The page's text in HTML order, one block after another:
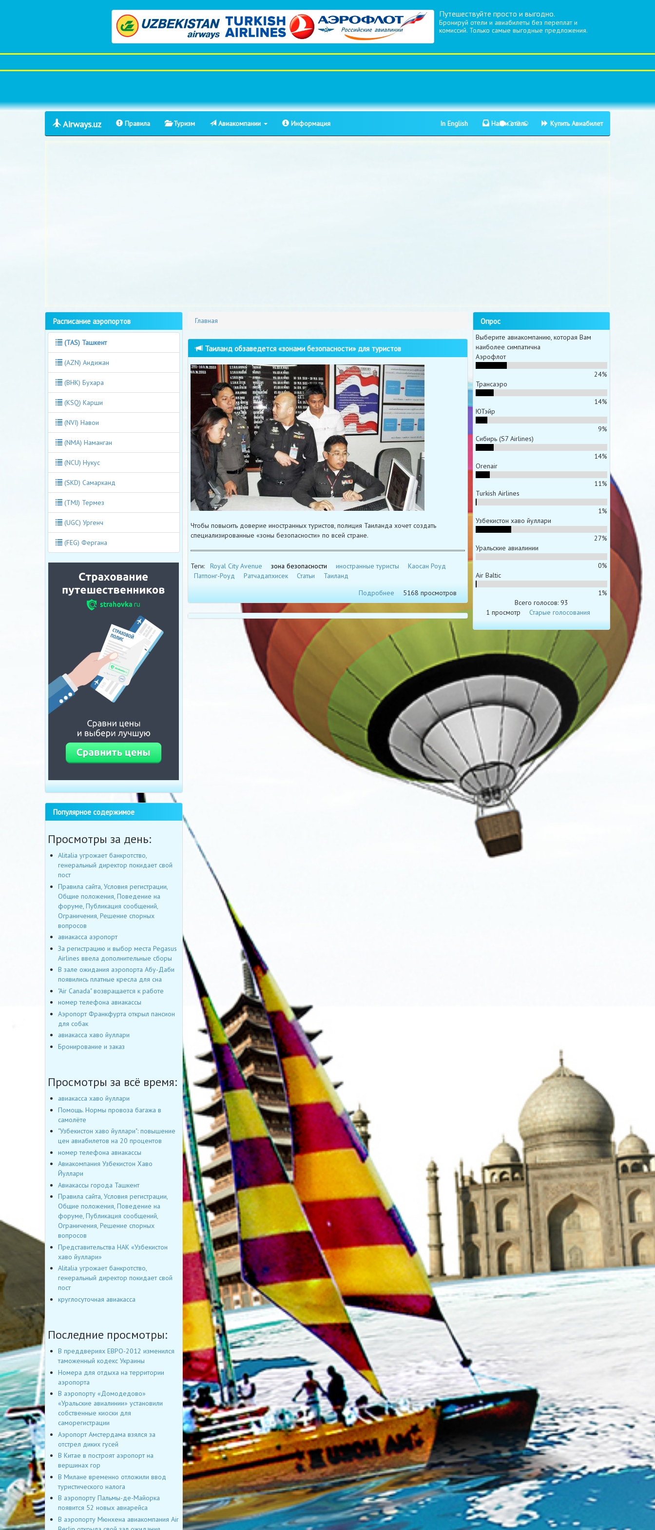
Путешествуйте просто и выгодно.
Бронируй отели и авиабилеты без переплат и
комиссий. Только самые выгодные предложения.
Airways.uz Правила Туризм Авиакомпании Информация In English Найти отель Купить Авиабилет
Главная
Таиланд обзаведется «зонами безопасности» для туристов
Чтобы повысить доверие иностранных туристов, полиция Таиланда хочет создать
специализированные «зоны безопасности» по всей стране.
Теги: Royal City Avenue зона безопасности иностранные туристы
Каосан Роуд
Патпонг-Роуд
Ратчадапхисек Статьи
Таиланд
Подробнее
5168 просмотров
Расписание аэропортов
(TAS) Ташкент
(AZN) Андижан
(BHK) Бухара
(KSQ) Карши
(NVI) Навои
(NMA) Наманган
(NCU) Нукус
(SKD) Самарканд
(TMJ) Термез
(UGC) Ургенч
(FEG) Фергана
Популярное содержимое
Просмотры за день:
Alitalia угрожает банкротство,
генеральный директор покидает свой
пост
Правила сайта, Условия регистрации,
Общие положения, Поведение на
форуме, Публикация сообщений,
Ограничения, Решение спорных
вопросов
авиакасса аэропорт
За регистрацию и выбор места Pegasus
Airlines ввела дополнительные сборы
В зале ожидания аэропорта Абу-Даби
появились платные кресла для сна
"Air Canada" возвращается к работе
номер телефона авиакассы
Аэропорт Франкфурта открыл пансион
для собак
авиакасса хаво йуллари
Бронирование и заказ
Просмотры за всё время:
авиакасса хаво йуллари
Помощь. Нормы провоза багажа в
самолёте
"Узбекистон хаво йуллари": повышение
цен авиабилетов на 20 процентов
номер телефона авиакассы
Авиакомпания Узбекистон Хаво
Йуллари
Авиакассы города Ташкент
Правила сайта, Условия регистрации,
Общие положения, Поведение на
форуме, Публикация сообщений,
Ограничения, Решение спорных
вопросов
Представительства НАК «Узбекистон
хаво йуллари»
Alitalia угрожает банкротство,
генеральный директор покидает свой
пост
круглосуточная авиакасса
Последние просмотры:
В преддвериях ЕВРО-2012 изменился
таможенный кодекс Украины
Номера для отдыха на территории
аэропорта
В аэропорту «Домодедово»
«Уральские авиалинии» установили
собственные киоски для
саморегистрации
Аэропорт Амстердама взялся за
отстрел диких гусей
В Китае в построят аэропорт на
вершинах гор
В Милане временно отложили ввод
туристического налога
В аэропорту Пальмы-де-Майорка
появится 52 новых авиарейса
В аэропорту Мюнхена авиакомпания Air
Опрос
Выберите авиакомпанию, которая Вам
наиболее симпатична
Аэрофлот
24%
Трансаэро
14%
ЮТэйр
9%
Сибирь (S7 Airlines)
14%
Orenair
11%
Turkish Airlines
1%
Узбекистон хаво йуллари
27%
Уральские авиалинии
0%
Air Baltic
1%
Всего голосов: 93
1 просмотр
Старые голосования